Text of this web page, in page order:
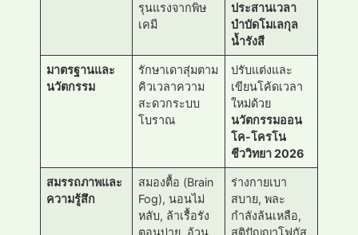
รุนแรงจากพิษ
เคมี
ประสานเวลา
บำบัดโมเลกุล
น้ำรังสี
มาตรฐานและ
นวัตกรรม
รักษาเดาสุ่มตาม
คิวเวลาความ
สะดวกระบบ
โบราณ
ปรับแต่งและ
เขียนโค้ดเวลา
ใหม่ด้วย
นวัตกรรมออน
โค-โครโน
ชีววิทยา 2026
สมรรถภาพและ
ความรู้สึก
สมองตื้อ (Brain
Fog), นอนไม่
หลับ, ล้าเรื้อรัง
ร่างกายเบา
สบาย, พละ
กำลังล้นเหลือ,